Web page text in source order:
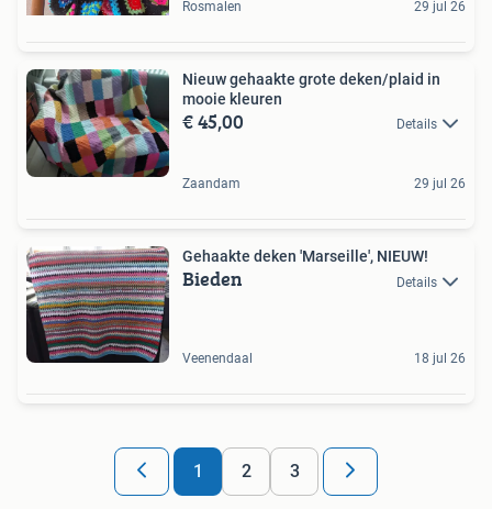
Rosmalen 29 jul 26
Nieuw gehaakte grote deken/plaid in
mooie kleuren
€ 45,00 Details
Zaandam 29 jul 26
Gehaakte deken 'Marseille', NIEUW!
Bieden Details
Veenendaal 18 jul 26
1 2 3